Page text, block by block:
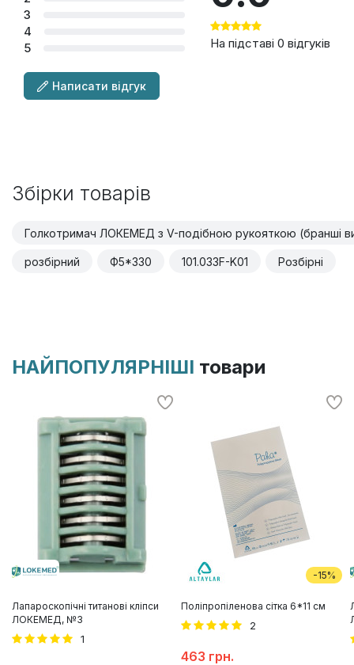
3
4
5
На підставі 0 відгуків
Написати відгук
Збірки товарів
Голкотримач ЛОКЕМЕД з V-подібною рукояткою (бранші
розбірний Ф5*330 101.033F-K01 Розбірні
НАЙПОПУЛЯРНІШІ товари
Лапароскопічні титанові кліпси
ЛОКЕМЕД, №3
1
-15%
Поліпропіленова сітка 6*11 см
2
463 грн.